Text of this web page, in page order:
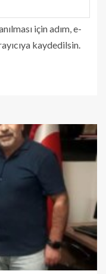
için adım, e-
kaydedilsin.